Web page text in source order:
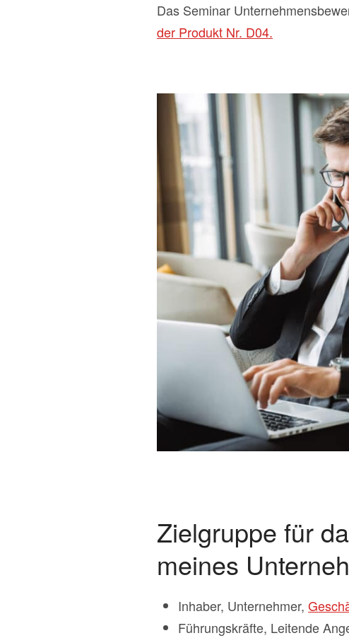
Das Seminar
der Produkt Nr. D04.
Zielgruppe für
meines
Inhaber, Unternehmer,
Führungskräfte, Leitende